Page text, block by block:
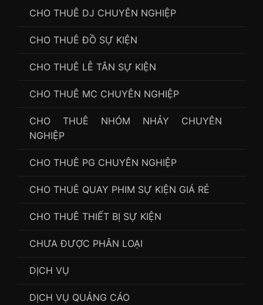
CHO THUÊ DJ CHUYÊN NGHIỆP
CHO THUÊ ĐỒ SỰ KIỆN
CHO THUÊ LỄ TÂN SỰ KIỆN
CHO THUÊ MC CHUYÊN NGHIỆP
CHO THUÊ NHÓM NHẢY CHUYÊN
NGHIỆP
CHO THUÊ PG CHUYÊN NGHIỆP
CHO THUÊ QUAY PHIM SỰ KIỆN GIÁ RẺ
CHO THUÊ THIẾT BỊ SỰ KIỆN
CHƯA ĐƯỢC PHÂN LOẠI
DỊCH VỤ
DỊCH VỤ QUẢNG CÁO